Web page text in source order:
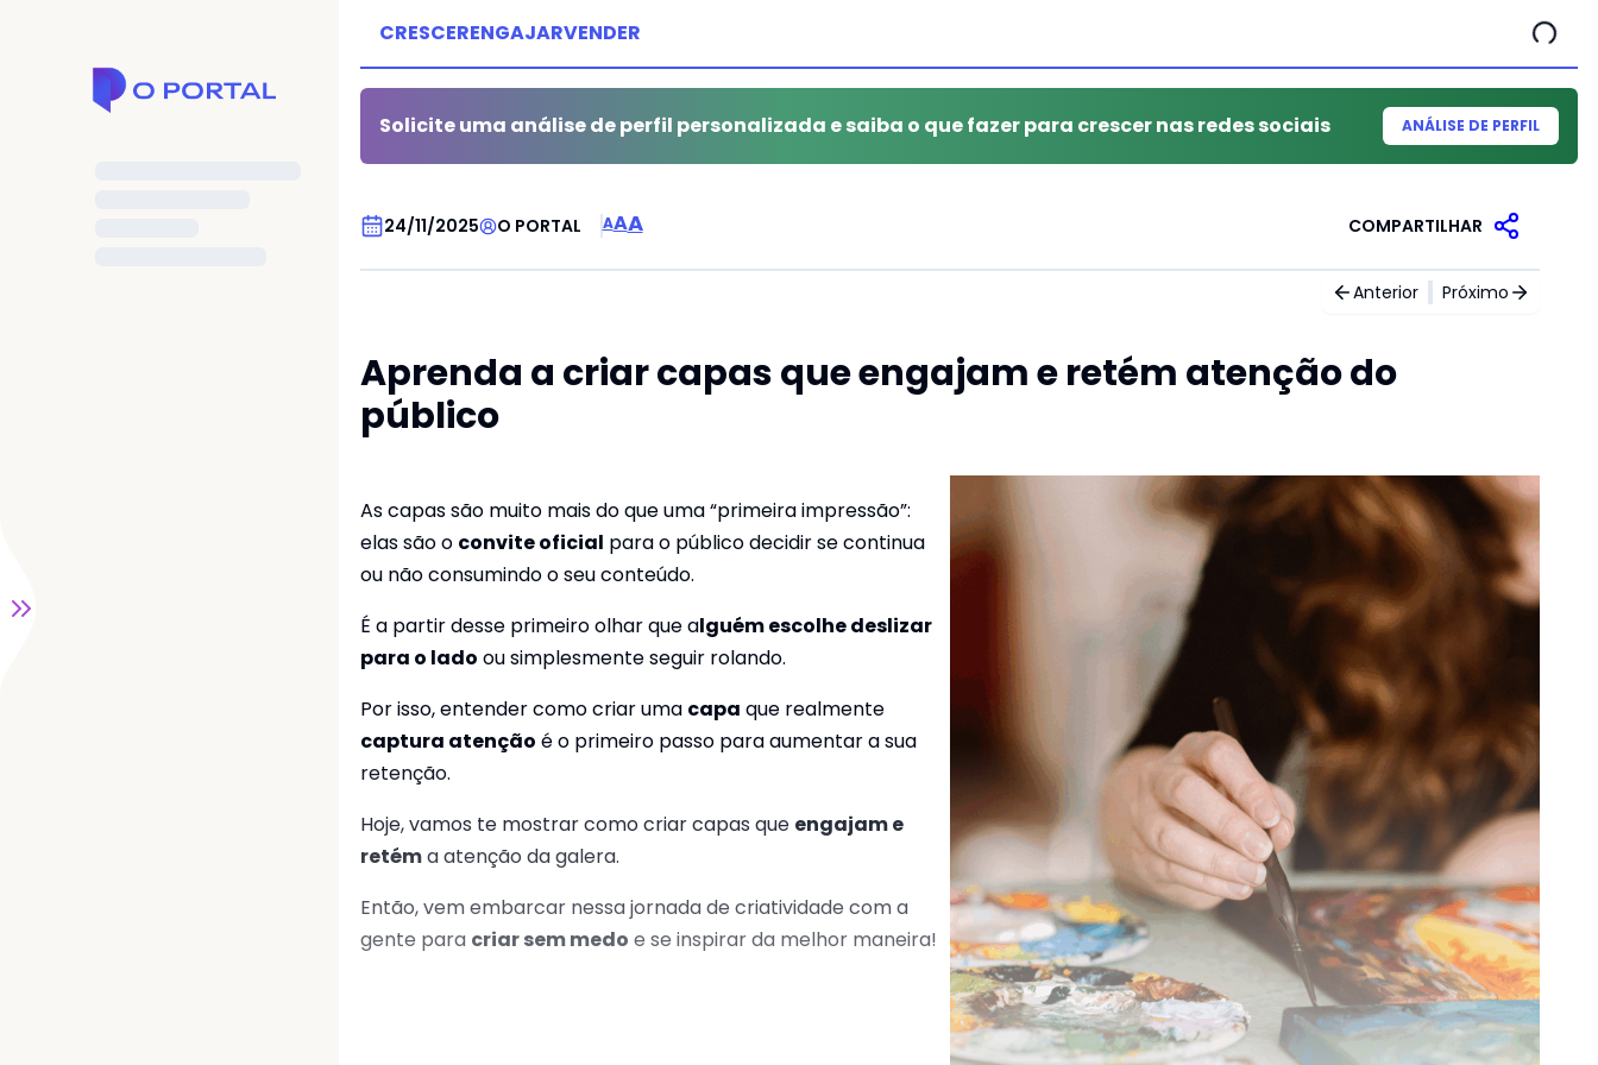
CRESCERENGAJARVENDER
Solicite uma análise de perfil personalizada e saiba o que fazer para crescer nas redes sociais ANÁLISE DE PERFIL
24/11/2025 O PORTAL
CARROSSEL AAA COMPARTILHAR
Anterior Próximo
Aprenda a criar capas que engajam e retém atenção do
público
As capas são muito mais do que uma “primeira impressão”:
elas são o convite oficial para o público decidir se continua
ou não consumindo o seu conteúdo.
É a partir desse primeiro olhar que alguém escolhe deslizar
para o lado ou simplesmente seguir rolando.
Por isso, entender como criar uma capa que realmente
captura atenção é o primeiro passo para aumentar a sua
retenção.
Hoje, vamos te mostrar como criar capas que engajam e
retéma atenção da galera.
Então, vem embarcar nessa jornada de criatividade com a
gente para criar sem medo e se inspirar da melhor maneira!